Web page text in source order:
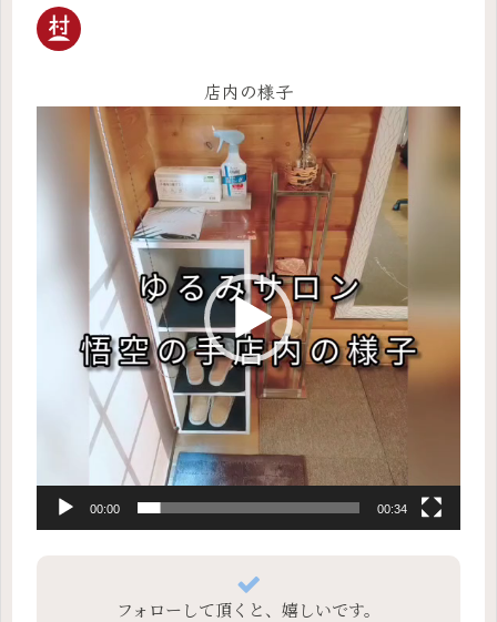
店内の様子
00:00 00:34
フォローして頂くと、嬉しいです。